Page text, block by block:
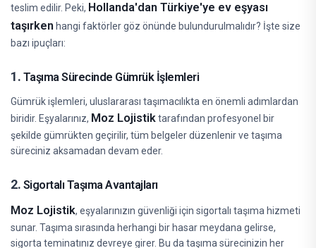
teslim edilir. Peki, Hollanda'dan Türkiye'ye ev eşyası
taşırken hangi faktörler göz önünde bulundurulmalıdır? İşte size
bazı ipuçları:
1. Taşıma Sürecinde Gümrük İşlemleri
Gümrük işlemleri, uluslararası taşımacılıkta en önemli adımlardan
biridir. Eşyalarınız, Moz Lojistiktarafından profesyonel bir
şekilde gümrükten geçirilir, tüm belgeler düzenlenir ve taşıma
süreciniz aksamadan devam eder.
2. Sigortalı Taşıma Avantajları
Moz Lojistik, eşyalarınızın güvenliği için sigortalı taşıma hizmeti
sunar. Taşıma sırasında herhangi bir hasar meydana gelirse,
sigorta teminatınız devreye girer. Bu da taşıma sürecinizin her